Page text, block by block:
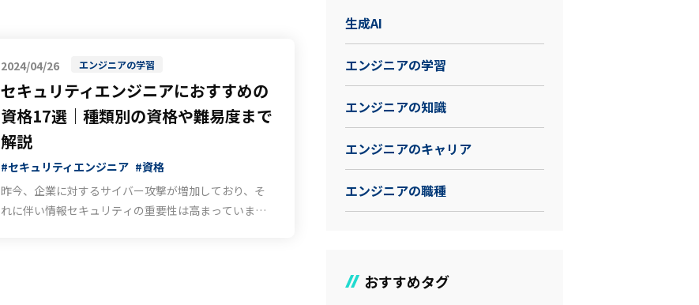
2024/04/26 エンジニアの学習
セキュリティエンジニアにおすすめの
資格17選｜種類別の資格や難易度まで
解説
#セキュリティエンジニア #資格
昨今、企業に対するサイバー攻撃が増加しており、そ
れに伴い情報セキュリティの重要性は高まっていま
生成AI
エンジニアの学習
エンジニアの知識
エンジニアのキャリア
エンジニアの職種
おすすめタグ